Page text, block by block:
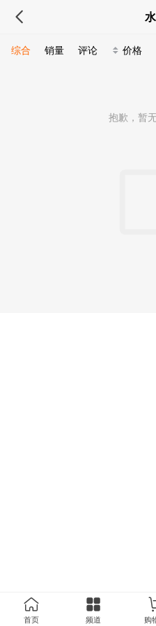
综合 销量 评论 价格
抱歉，暂
首页 频道 购